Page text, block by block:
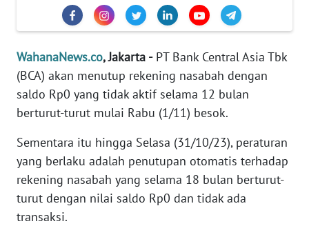
WahanaNews.co, Jakarta -PT Bank Central Asia Tbk
(BCA) akan menutup rekening nasabah dengan
saldo Rp0 yang tidak aktif selama 12 bulan
berturut-turut mulai Rabu (1/11) besok.
Sementara itu hingga Selasa (31/10/23), peraturan
yang berlaku adalah penutupan otomatis terhadap
rekening nasabah yang selama 18 bulan berturut-
turut dengan nilai saldo Rp0 dan tidak ada
transaksi.
SERBA-SERBI
OLAHRAGA
OPINI
EDITORIAL
Informasi